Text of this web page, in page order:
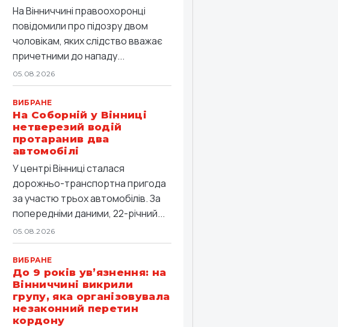
На Вінниччині правоохоронці
повідомили про підозру двом
чоловікам, яких слідство вважає
причетними до нападу...
05.08.2026
ВИБРАНЕ
На Соборній у Вінниці
нетверезий водій
протаранив два
автомобілі
У центрі Вінниці сталася
дорожньо-транспортна пригода
за участю трьох автомобілів. За
попередніми даними, 22-річний...
05.08.2026
ВИБРАНЕ
До 9 років ув’язнення: на
Вінниччині викрили
групу, яка організовувала
незаконний перетин
кордону